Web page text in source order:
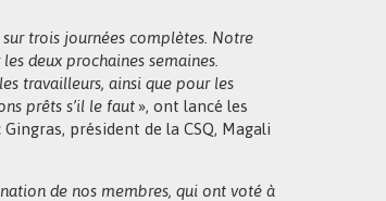
trois journées complètes. Notre
deux prochaines semaines.
travailleurs, ainsi que pour les
prêts s’il le faut », ont lancé les
président de la CSQ, Magali
de nos membres, qui ont voté à